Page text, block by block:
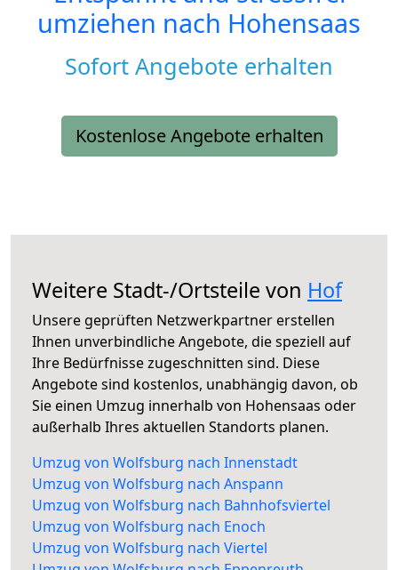
umziehen nach Hohensaas
Sofort Angebote erhalten
Kostenlose Angebote erhalten
Weitere Stadt-/Ortsteile von Hof
Unsere geprüften Netzwerkpartner erstellen
Ihnen unverbindliche Angebote, die speziell auf
Ihre Bedürfnisse zugeschnitten sind. Diese
Angebote sind kostenlos, unabhängig davon, ob
Sie einen Umzug innerhalb von Hohensaas oder
außerhalb Ihres aktuellen Standorts planen.
Umzug von Wolfsburg nach Innenstadt
Umzug von Wolfsburg nach Anspann
Umzug von Wolfsburg nach Bahnhofsviertel
Umzug von Wolfsburg nach Enoch
Umzug von Wolfsburg nach Viertel